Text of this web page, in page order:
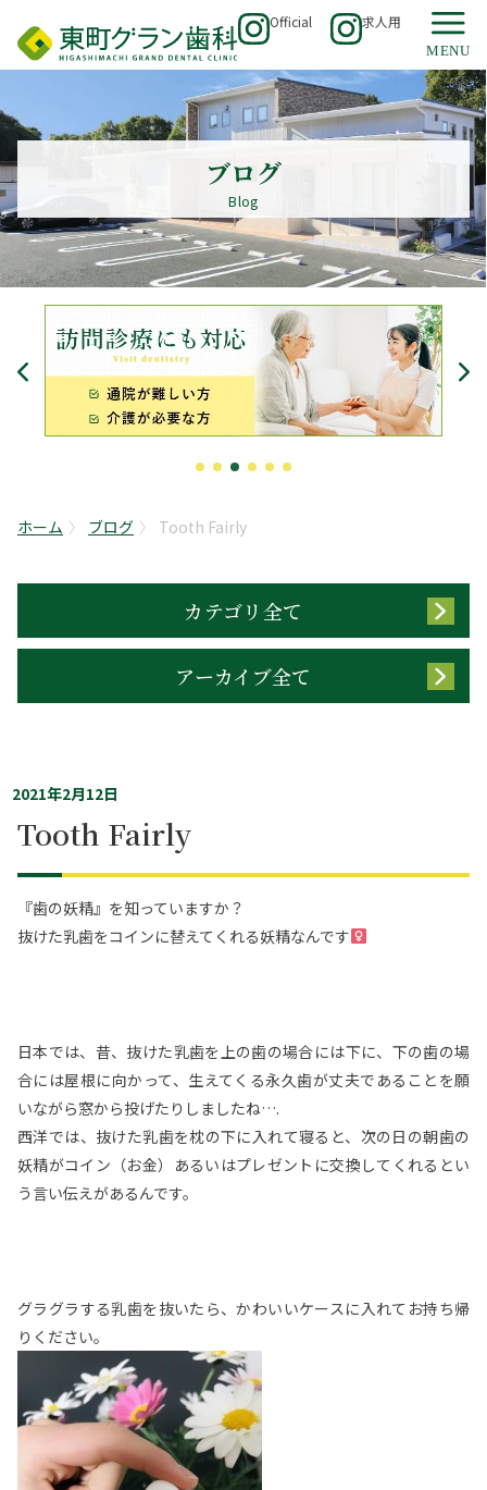
Official 求人用
ブログ
Blog
ホーム ブログ Tooth Fairly
カテゴリ全て
アーカイブ全て
2021年2月12日
Tooth Fairly
『歯の妖精』を知っていますか？
抜けた乳歯をコインに替えてくれる妖精なんです‍
日本では、昔、抜けた乳歯を上の歯の場合には下に、下の歯の場
合には屋根に向かって、生えてくる永久歯が丈夫であることを願
いながら窓から投げたりしましたね….
西洋では、抜けた乳歯を枕の下に入れて寝ると、次の日の朝歯の
妖精がコイン（お金）あるいはプレゼントに交換してくれるとい
う言い伝えがあるんです。
グラグラする乳歯を抜いたら、かわいいケースに入れてお持ち帰
りください。